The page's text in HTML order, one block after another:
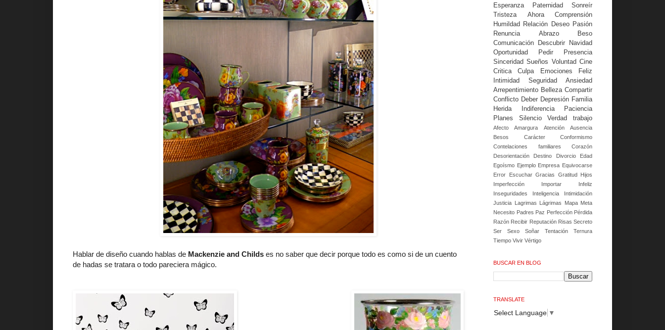
Hablar de diseño cuando hablas de Mackenzie and Childs es no saber que decir porque todo es como si de un cuento
de hadas se tratara o todo pareciera mágico.
Esperanza Paternidad
Sonreír
Tristeza
Ahora
Comprensión
Humildad
Relación Deseo Pasión
Renuncia
Abrazo
Beso
Comunicación
Descubrir
Navidad
Oportunidad
Pedir
Presencia
Sinceridad Sueños Voluntad Cine
Critica
Culpa Emociones
Feliz
Intimidad
Seguridad
Ansiedad
Arrepentimiento Belleza Compartir
Conflicto Deber Depresión Familia
Herida
Indiferencia
Paciencia
Planes
Silencio Verdad trabajo
Afecto Amargura Atención
Ausencia
Besos
Carácter
Conformismo
Contelaciones familiares
Corazón
Desorientación
Destino Divorcio
Edad
Egoísmo Ejemplo Empresa Equivocarse
Error
Escuchar Gracias Gratitud
Hijos
Imperfección
Importar
Infeliz
Inseguridades
Inteligencia
Intimidación
Justicia Lagrimas Lágrimas Mapa Meta
Necesito Padres Paz Perfección Pérdida
Razón Recibir Reputación Risas Secreto
Ser
Sexo Soñar Tentación
Ternura
Tiempo Vivir Vértigo
BUSCAR EN BLOG
TRANSLATE
Select Language ▼